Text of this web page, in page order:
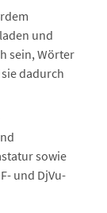
und
sein, Wörter
dadurch
sowie
und DjVu-